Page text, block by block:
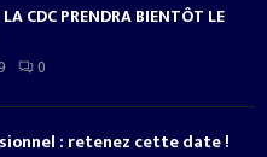
CDC PRENDRA BIENTÔT LE
0
: retenez cette date !